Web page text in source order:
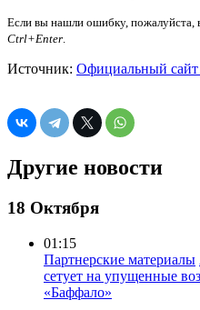
Если вы нашли ошибку, пожалуйста,
Ctrl+Enter.
Источник: Официальный
Другие новости
18 Октября
01:15
Партнерские материалы
сетует на упущенные
«Баффало»